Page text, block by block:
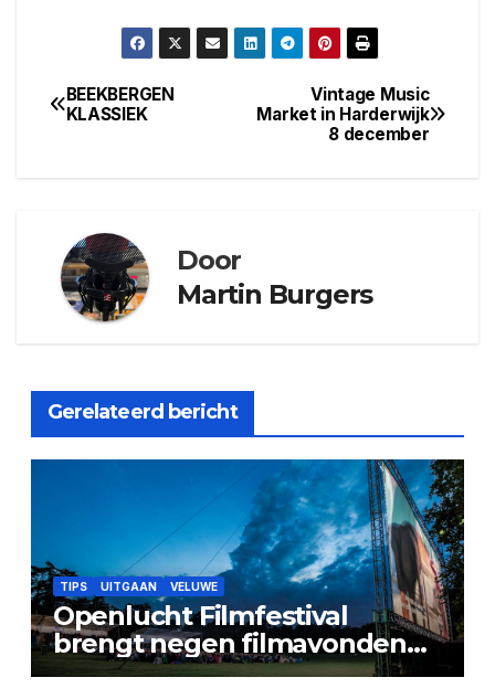
Bericht
Vintage Music
Market in Harderwijk
8 december
BEEKBERGEN
KLASSIEK
Door
Martin Burgers
Gerelateerd bericht
TIPS UITGAAN VELUWE
Openlucht Filmfestival
brengt negen filmavonden
naar Stadspark Berg & Bos